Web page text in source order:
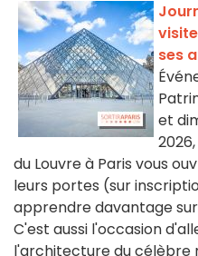
ses
et
du Louvre à Paris vous
leurs portes (sur
apprendre davantage
C'est aussi l'occasion
l'architecture du célèbre